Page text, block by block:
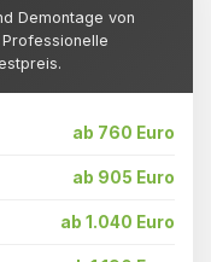
Demontage von
ab 760 Euro
ab 905 Euro
ab 1.040 Euro